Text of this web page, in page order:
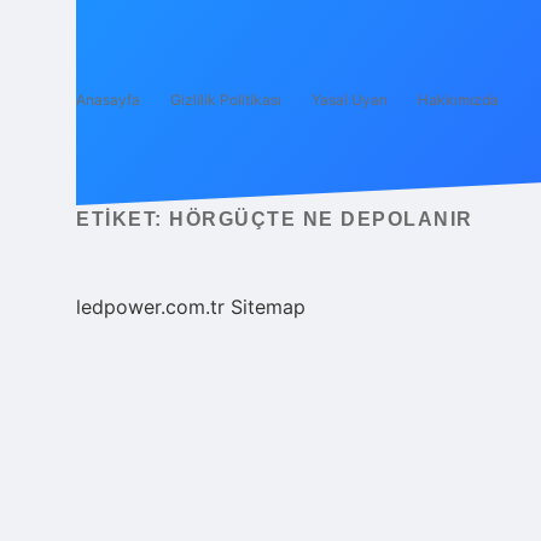
Anasayfa Gizlilik Politikası Yasal Uyarı Hakkımızda
ETIKET: HÖRGÜÇTE NE DEPOLANIR
ledpower.com.tr Sitemap